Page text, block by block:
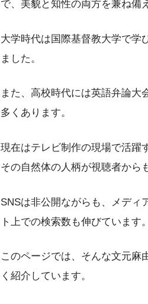
で、美貌と知性の両方を兼ね備
大学時代は国際基督教大学で学
ました。
また、高校時代には英語弁論大
多くあります。
現在はテレビ制作の現場で活躍
その自然体の人柄が視聴者から
SNSは非公開ながらも、メディ
ト上での検索数も伸びています。
このページでは、そんな文元麻
く紹介しています。